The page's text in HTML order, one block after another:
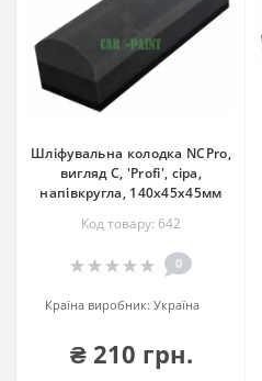
Шліфувальна колодка NCPro,
вигляд C, 'Profi', сіра,
напівкругла, 140х45х45мм
Код товару: 642
0
Країна виробник: Україна
₴ 210 грн.